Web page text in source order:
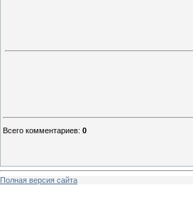
Всего комментариев: 0
Полная версия сайта